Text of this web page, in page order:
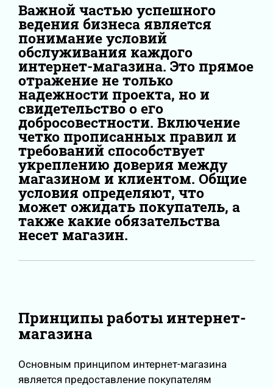
Важной частью успешного
ведения бизнеса является
понимание условий
обслуживания каждого
интернет-магазина. Это прямое
отражение не только
надежности проекта, но и
свидетельство о его
добросовестности. Включение
четко прописанных правил и
требований способствует
укреплению доверия между
магазином и клиентом. Общие
условия определяют, что
может ожидать покупатель, а
также какие обязательства
несет магазин.
Принципы работы интернет-
магазина
Основным принципом интернет-магазина
является предоставление покупателям